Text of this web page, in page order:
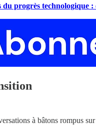
progrès technologique :
à bâtons rompus sur